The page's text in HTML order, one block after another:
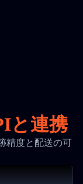
と連携
精度と配送の可